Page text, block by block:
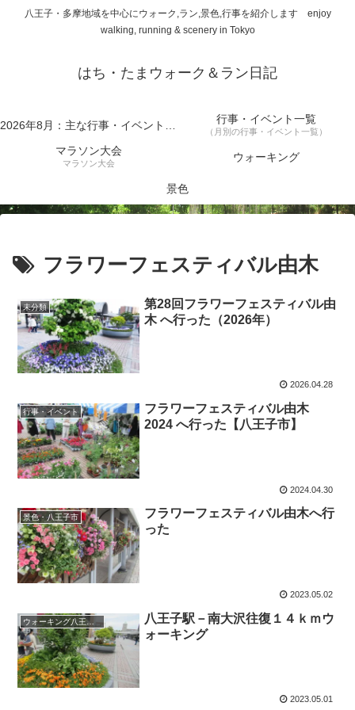
八王子・多摩地域を中心にウォーク,ラン,景色,行事を紹介します enjoy
walking, running & scenery in Tokyo
はち・たまウォーク＆ラン日記
2026年8月：主な行事・イベント一覧 行事・イベント一覧
（月別の行事・イベント一覧）
マラソン大会
マラソン大会 ウォーキング
景色
フラワーフェスティバル由木
未分類
第28回フラワーフェスティバル由
木 へ行った（2026年）
2026.04.28
行事・イベント
フラワーフェスティバル由木
2024 へ行った【八王子市】
2024.04.30
景色・八王子市
フラワーフェスティバル由木へ行
った
2023.05.02
ウォーキング八王子市
八王子駅－南大沢往復１４ｋｍウ
ォーキング
2023.05.01